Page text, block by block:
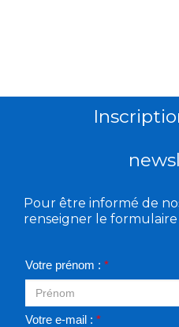
Pour être informé de
renseigner le formulaire
Votre prénom : *
Votre e-mail : *